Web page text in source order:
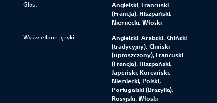
Głos:
Angielski, Francuski
(Francja), Hiszpański,
Niemiecki, Włoski
Wyświetlane języki:
Angielski, Arabski, Chiński
(tradycyjny), Chiński
(uproszczony), Francuski
(Francja), Hiszpański,
Japoński, Koreański,
Niemiecki, Polski,
Portugalski (Brazylia),
Rosyjski, Włoski